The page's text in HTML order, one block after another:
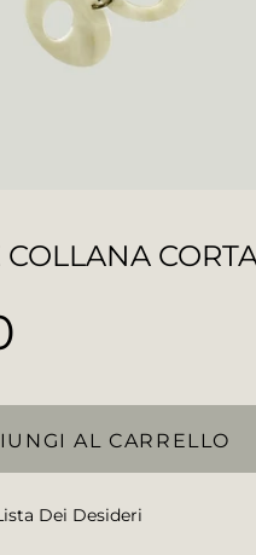
COLLANA
AL CARRELLO
Dei Desideri